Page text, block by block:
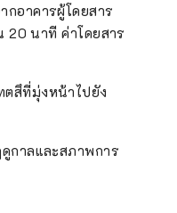
กอาคารผู้โดยสาร
20 นาที ค่าโดยสาร
สึที่มุ่งหน้าไปยัง
กาลและสภาพการ